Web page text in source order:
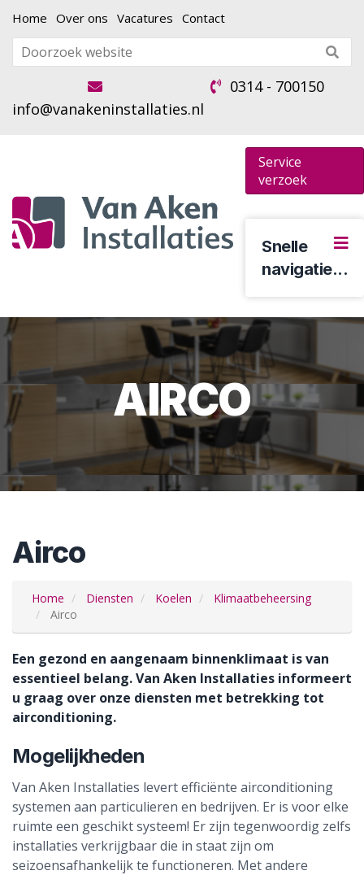
Home Over ons Vacatures Contact
info@vanakeninstallaties.nl
0314 - 700150
Service
verzoek
Snelle
navigatie...
AIRCO
Airco
Home Diensten Koelen
Klimaatbeheersing
Airco
Een gezond en aangenaam binnenklimaat is van
essentieel belang. Van Aken Installaties informeert
u graag over onze diensten met betrekking tot
airconditioning.
Mogelijkheden
Van Aken Installaties levert efficiënte airconditioning
systemen aan particulieren en bedrijven. Er is voor elke
ruimte een geschikt systeem! Er zijn tegenwoordig zelfs
installaties verkrijgbaar die in staat zijn om
seizoensafhankelijk te functioneren. Met andere